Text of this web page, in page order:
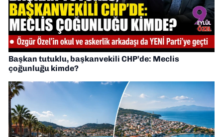
Başkan tutuklu, başkanvekili CHP’de: Meclis
çoğunluğu kimde?